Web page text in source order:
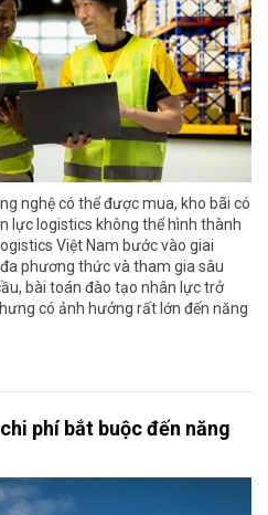
nghệ có thể được mua, kho bãi có
lực logistics không thể hình thành
Việt Nam bước vào giai
phương thức và tham gia sâu
bài toán đào tạo nhân lực trở
có ảnh hưởng rất lớn đến năng
phí bắt buộc đến năng